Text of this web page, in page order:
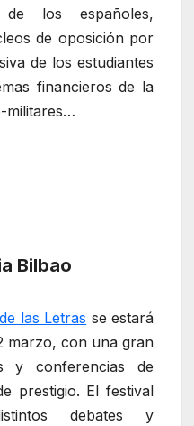
de los españoles,
de oposición por
de los estudiantes
financieros de la
militares…
Bilbao
las Letras se estará
marzo, con una gran
y conferencias de
prestigio. El festival
debates y